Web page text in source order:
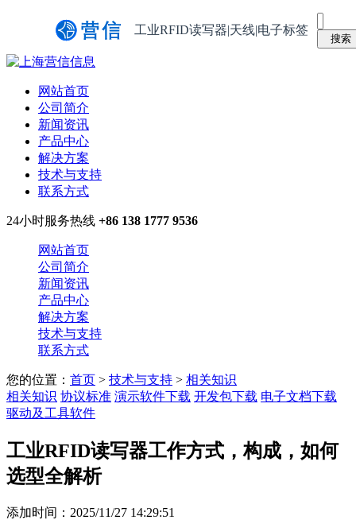
工业RFID读写器|天线|电子标签
网站首页
公司简介
新闻资讯
产品中心
解决方案
技术与支持
联系方式
24小时服务热线 +86 138 1777 9536
网站首页
公司简介
新闻资讯
产品中心
解决方案
技术与支持
联系方式
您的位置： 首页 > 技术与支持 > 相关知识
相关知识 协议标准 演示软件下载 开发包下载 电子文档下载
驱动及工具软件
工业RFID读写器工作方式，构成，如何
选型全解析
添加时间：2025/11/27 14:29:51